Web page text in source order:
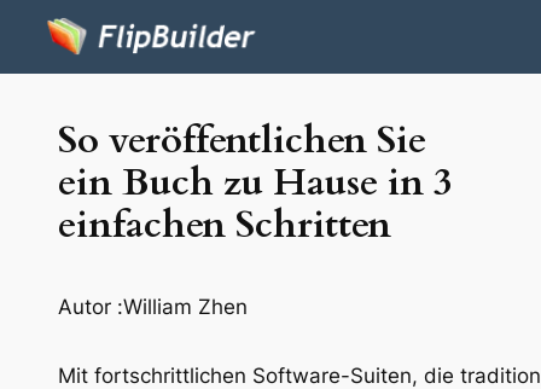
So veröffentlichen Sie
ein Buch zu Hause in 3
einfachen Schritten
Autor :William Zhen
Mit fortschrittlichen Software-Suiten, die